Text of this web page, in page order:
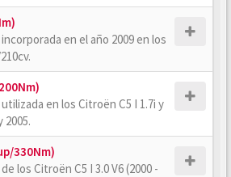
en el año 2009 en los
en los Citroën C5 I 1.7i y
2005.
330Nm)
los Citroën C5 I 3.0 V6 (2000 -